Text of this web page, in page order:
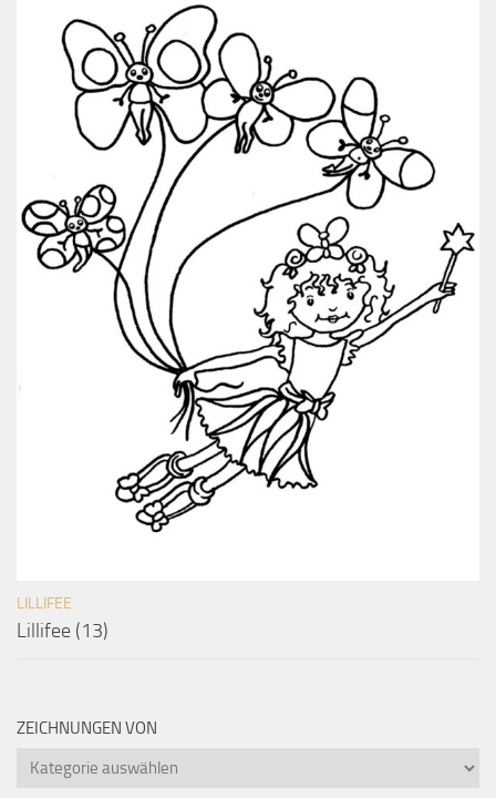
LILLIFEE
Lillifee (13)
ZEICHNUNGEN VON
Zeichnungen